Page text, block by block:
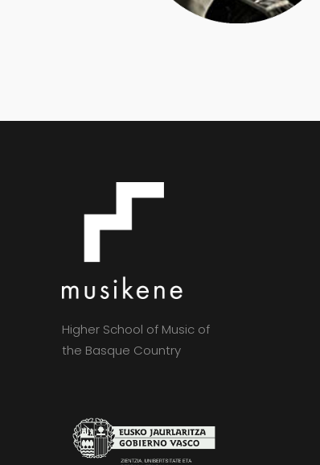
Higher School of Music of
the Basque Country